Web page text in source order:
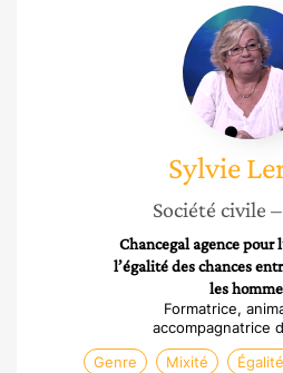
Sylvie
Société civile
Chancegal agence pour
l’égalité des chances
les
Formatrice,
accompagnatrice
Genre
Mixité